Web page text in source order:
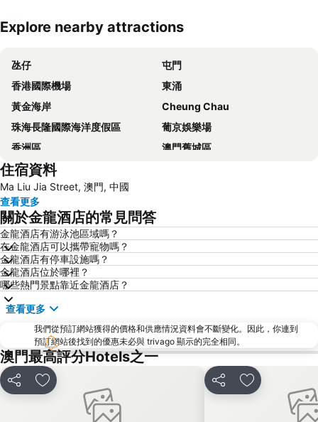
Explore nearby attractions
氹仔
屯門
香港國際機場
東涌
黃金海岸
Cheung Chau
珠海長隆國際海洋度假區
葡京娛樂場
香洲區
澳門舊城區
珠海拱北汽車客運站
大三巴牌坊
香港屯門
珠海灣仔碼頭
新馬路
Gongkoubeian
澳門外港客運碼頭
澳門格蘭披治大賽車
斗門區
珠海金灣機場
金灣區
議事廳前地
大嶼山
珠海景山公園
澳門國際機場
金蓮花廣場
Zhuhai xiangzhou coach station
Tai O
Chimelong International Ocean Tourist Resort
住宿資料
Ma Liu Jia Street, 澳門, 中國
查看更多
關於金龍酒店的常見問答
金龍酒店有游泳池區域嗎？
在金龍酒店可以攜帶寵物嗎？
金龍酒店有停車設施嗎？
金龍酒店位於哪裡？
哪些熱門景點靠近金龍酒店？
查看更多
我們從預訂網站獲得的價格和供應情況資料會不斷變化。因此，你連到
預訂網站後找到的優惠未必與 trivago 顯示的完全相同。
澳門最高評分Hotels之一
分享 放到收藏夾 分享 放到收藏夾